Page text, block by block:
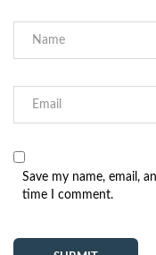
Save my name, email,
time I comment.